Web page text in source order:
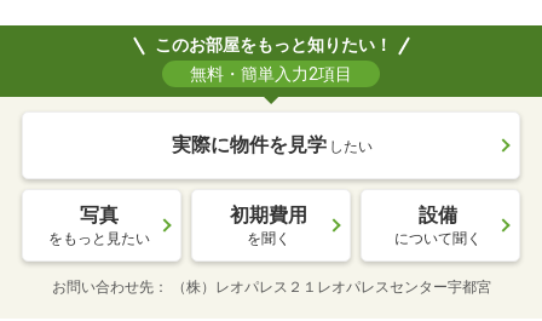
このお部屋をもっと知りたい！
無料・簡単入力2項目
実際に物件を見学 したい
写真
をもっと見たい
初期費用
を聞く
設備
について聞く
お問い合わせ先 （株）レオパレス２１レオパレスセンター宇都宮